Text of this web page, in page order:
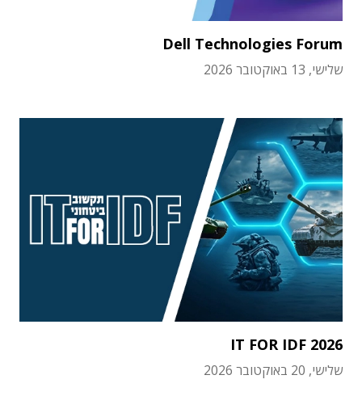
Dell Technologies Forum
שלישי, 13 באוקטובר 2026
IT FOR IDF 2026
שלישי, 20 באוקטובר 2026